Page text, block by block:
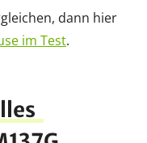
dann hier
im Test.